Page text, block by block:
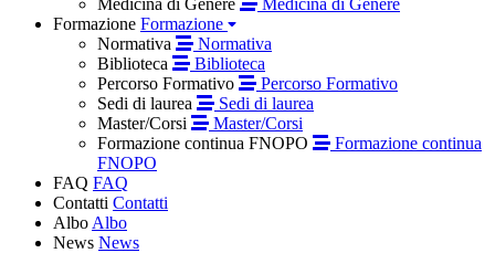
Formazione Formazione
Normativa
Normativa
Biblioteca
Biblioteca
Percorso Formativo
Percorso Formativo
Sedi di laurea
Sedi di laurea
Master/Corsi
Master/Corsi
Formazione continua FNOPO
Formazione continua
FNOPO
FAQ FAQ
Contatti Contatti
Albo Albo
News News